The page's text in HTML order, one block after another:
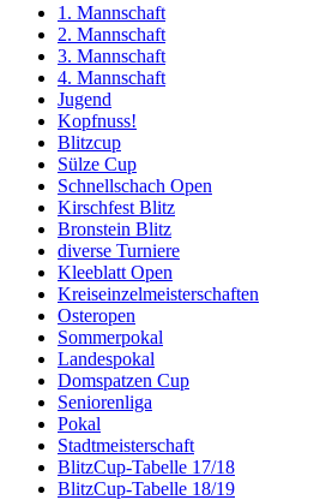
1. Mannschaft
2. Mannschaft
3. Mannschaft
4. Mannschaft
Jugend
Kopfnuss!
Blitzcup
Sülze Cup
Schnellschach Open
Kirschfest Blitz
Bronstein Blitz
diverse Turniere
Kleeblatt Open
Kreiseinzelmeisterschaften
Osteropen
Sommerpokal
Landespokal
Domspatzen Cup
Seniorenliga
Pokal
Stadtmeisterschaft
BlitzCup-Tabelle 17/18
BlitzCup-Tabelle 18/19